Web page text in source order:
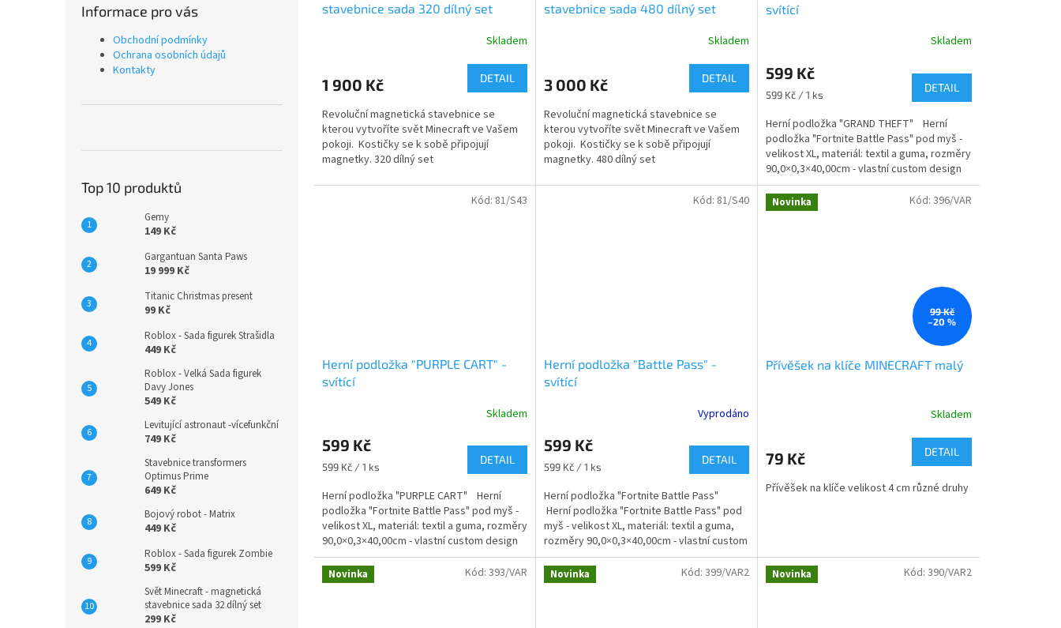
Informace pro vás
Obchodní podmínky
Ochrana osobních údajů
Kontakty
Top 10 produktů
Gemy
149 Kč
Gargantuan Santa Paws
19 999 Kč
Titanic Christmas present
99 Kč
Roblox - Sada figurek Strašidla
449 Kč
Roblox - Velká Sada figurek
Davy Jones
549 Kč
Levitující astronaut -vícefunkční
749 Kč
Stavebnice transformers
Optimus Prime
649 Kč
Bojový robot - Matrix
449 Kč
Roblox - Sada figurek Zombie
599 Kč
Svět Minecraft - magnetická
stavebnice sada 32 dílný set
299 Kč
stavebnice sada 320 dílný set
Skladem
1 900 Kč DETAIL
Revoluční magnetická stavebnice se
kterou vytvoříte svět Minecraft ve Vašem
pokoji. Kostičky se k sobě připojují
magnetky. 320 dílný set
stavebnice sada 480 dílný set
Skladem
3 000 Kč DETAIL
Revoluční magnetická stavebnice se
kterou vytvoříte svět Minecraft ve Vašem
pokoji. Kostičky se k sobě připojují
magnetky. 480 dílný set
svítící
produktu
je
4,7
z
5
hvězdiček.
Skladem
599 Kč
Měrná
599 Kč / 1 ks
DETAIL
Herní podložka "GRAND THEFT" Herní
podložka "Fortnite Battle Pass" pod myš -
velikost XL, materiál: textil a guma, rozměry
90,0×0,3×40,00cm - vlastní custom design
s...
Herní podložka "PURPLE CART" -
svítící
produktu
je
5,0
z
5
hvězdiček.
Skladem
599 Kč
Měrná
599 Kč / 1 ks
DETAIL
Herní podložka "PURPLE CART" Herní
podložka "Fortnite Battle Pass" pod myš -
velikost XL, materiál: textil a guma, rozměry
90,0×0,3×40,00cm - vlastní custom design
s...
Kód: 81/S43
Herní podložka "Battle Pass" -
svítící
produktu
je
3,5
z
5
hvězdiček.
Vyprodáno
599 Kč
Měrná
599 Kč / 1 ks
DETAIL
Herní podložka "Fortnite Battle Pass"
Herní podložka "Fortnite Battle Pass" pod
myš - velikost XL, materiál: textil a guma,
rozměry 90,0×0,3×40,00cm - vlastní custom
design...
Kód: 81/S40 Novinka
99 Kč
–20 %
Přívěšek na klíče MINECRAFT malý
je
z
Skladem
79 Kč DETAIL
Přívěšek na klíče velikost 4 cm různé druhy
Kód: 396/VAR
Novinka Kód: 393/VAR Novinka Kód: 399/VAR2 Novinka Kód: 390/VAR2